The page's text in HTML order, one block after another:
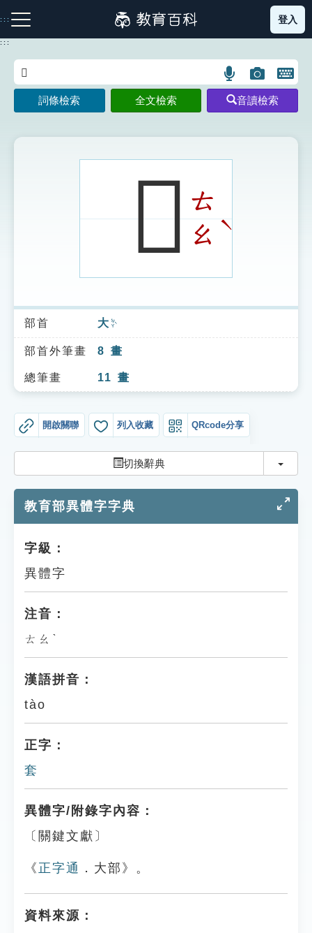
到
主
:::
注音索引圖示 筆畫索引圖示 部首索引表圖示
索引選單
知識索引
單字索引
貓頭鷹博士
登入
:::
語
言
搜
示
圖
片
搜
開
鍵
圖
詞條檢索 全文檢索 音讀檢索
𡘷ㄊ
ㄠˋ
部首 大 ㄉㄚˋ
部首外筆畫 8 畫
總筆畫 11 畫
開啟關聯 列入收藏 QRcode分享
切換辭典 切換
教育部異體字字典
字級：
異體字
注音：
ㄊㄠˋ
漢語拼音：
tào
正字：
套
異體字/附錄字內容：
〔關鍵文獻〕
《 正字通 ．大部》。
資料來源：